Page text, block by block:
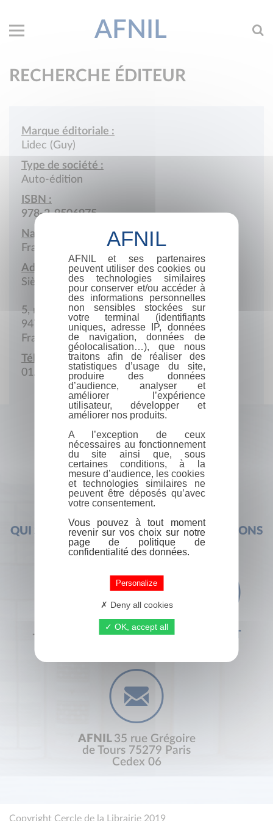
AFNIL
RECHERCHE ÉDITEUR
Marque éditoriale :
Lidec (Guy)
Type de société :
Auto-édition
ISBN :
978-2-9506975
Nationalité :
France
Adresse :
Siège social
5, rue Paul-Bert
94700 Maisons-Alfort
France
Téléphone :
01.43.68.31.97
QUI SOMMES-NOUS ?FOIRE AUX QUESTIONS
+33 (0) 1 44 41 29 19 CONTACT
AFNIL 35 rue Grégoire
de Tours 75279 Paris
Cedex 06
Copyright Cercle de la Librairie 2019
AFNIL et ses partenaires
peuvent utiliser des cookies ou
des technologies similaires
pour conserver et/ou accéder à
des informations personnelles
non sensibles stockées sur
votre terminal (identifiants
uniques, adresse IP, données
de navigation, données de
géolocalisation…), que nous
traitons afin de réaliser des
statistiques d’usage du site,
produire des données
d’audience, analyser et
améliorer l’expérience
utilisateur, développer et
améliorer nos produits.
A l’exception de ceux
nécessaires au fonctionnement
du site ainsi que, sous
certaines conditions, à la
mesure d’audience, les cookies
et technologies similaires ne
peuvent être déposés qu’avec
votre consentement.
Vous pouvez à tout moment
revenir sur vos choix sur notre
page de politique de
confidentialité des données.
Personalize
Deny all cookies
OK, accept all